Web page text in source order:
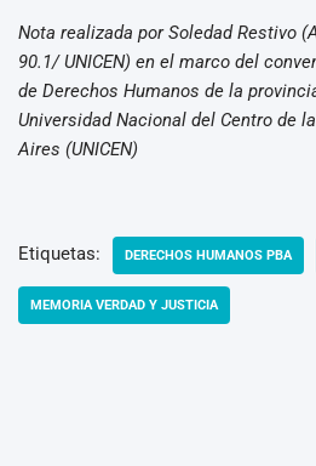
Nota realizada por Soledad Restivo
90.1/ UNICEN) en el marco del
de Derechos Humanos de la
Universidad Nacional del Centro de
Aires (UNICEN)
Etiquetas: DERECHOS HUMANOS PBA
MEMORIA VERDAD Y JUSTICIA